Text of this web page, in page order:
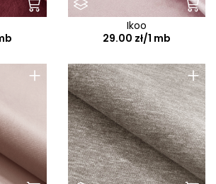
Ikoo
29.00 zł/1 mb
+ +